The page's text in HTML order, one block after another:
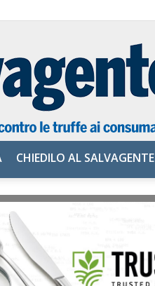
Salvagente
CHIEDILO AL SALVAGENTE